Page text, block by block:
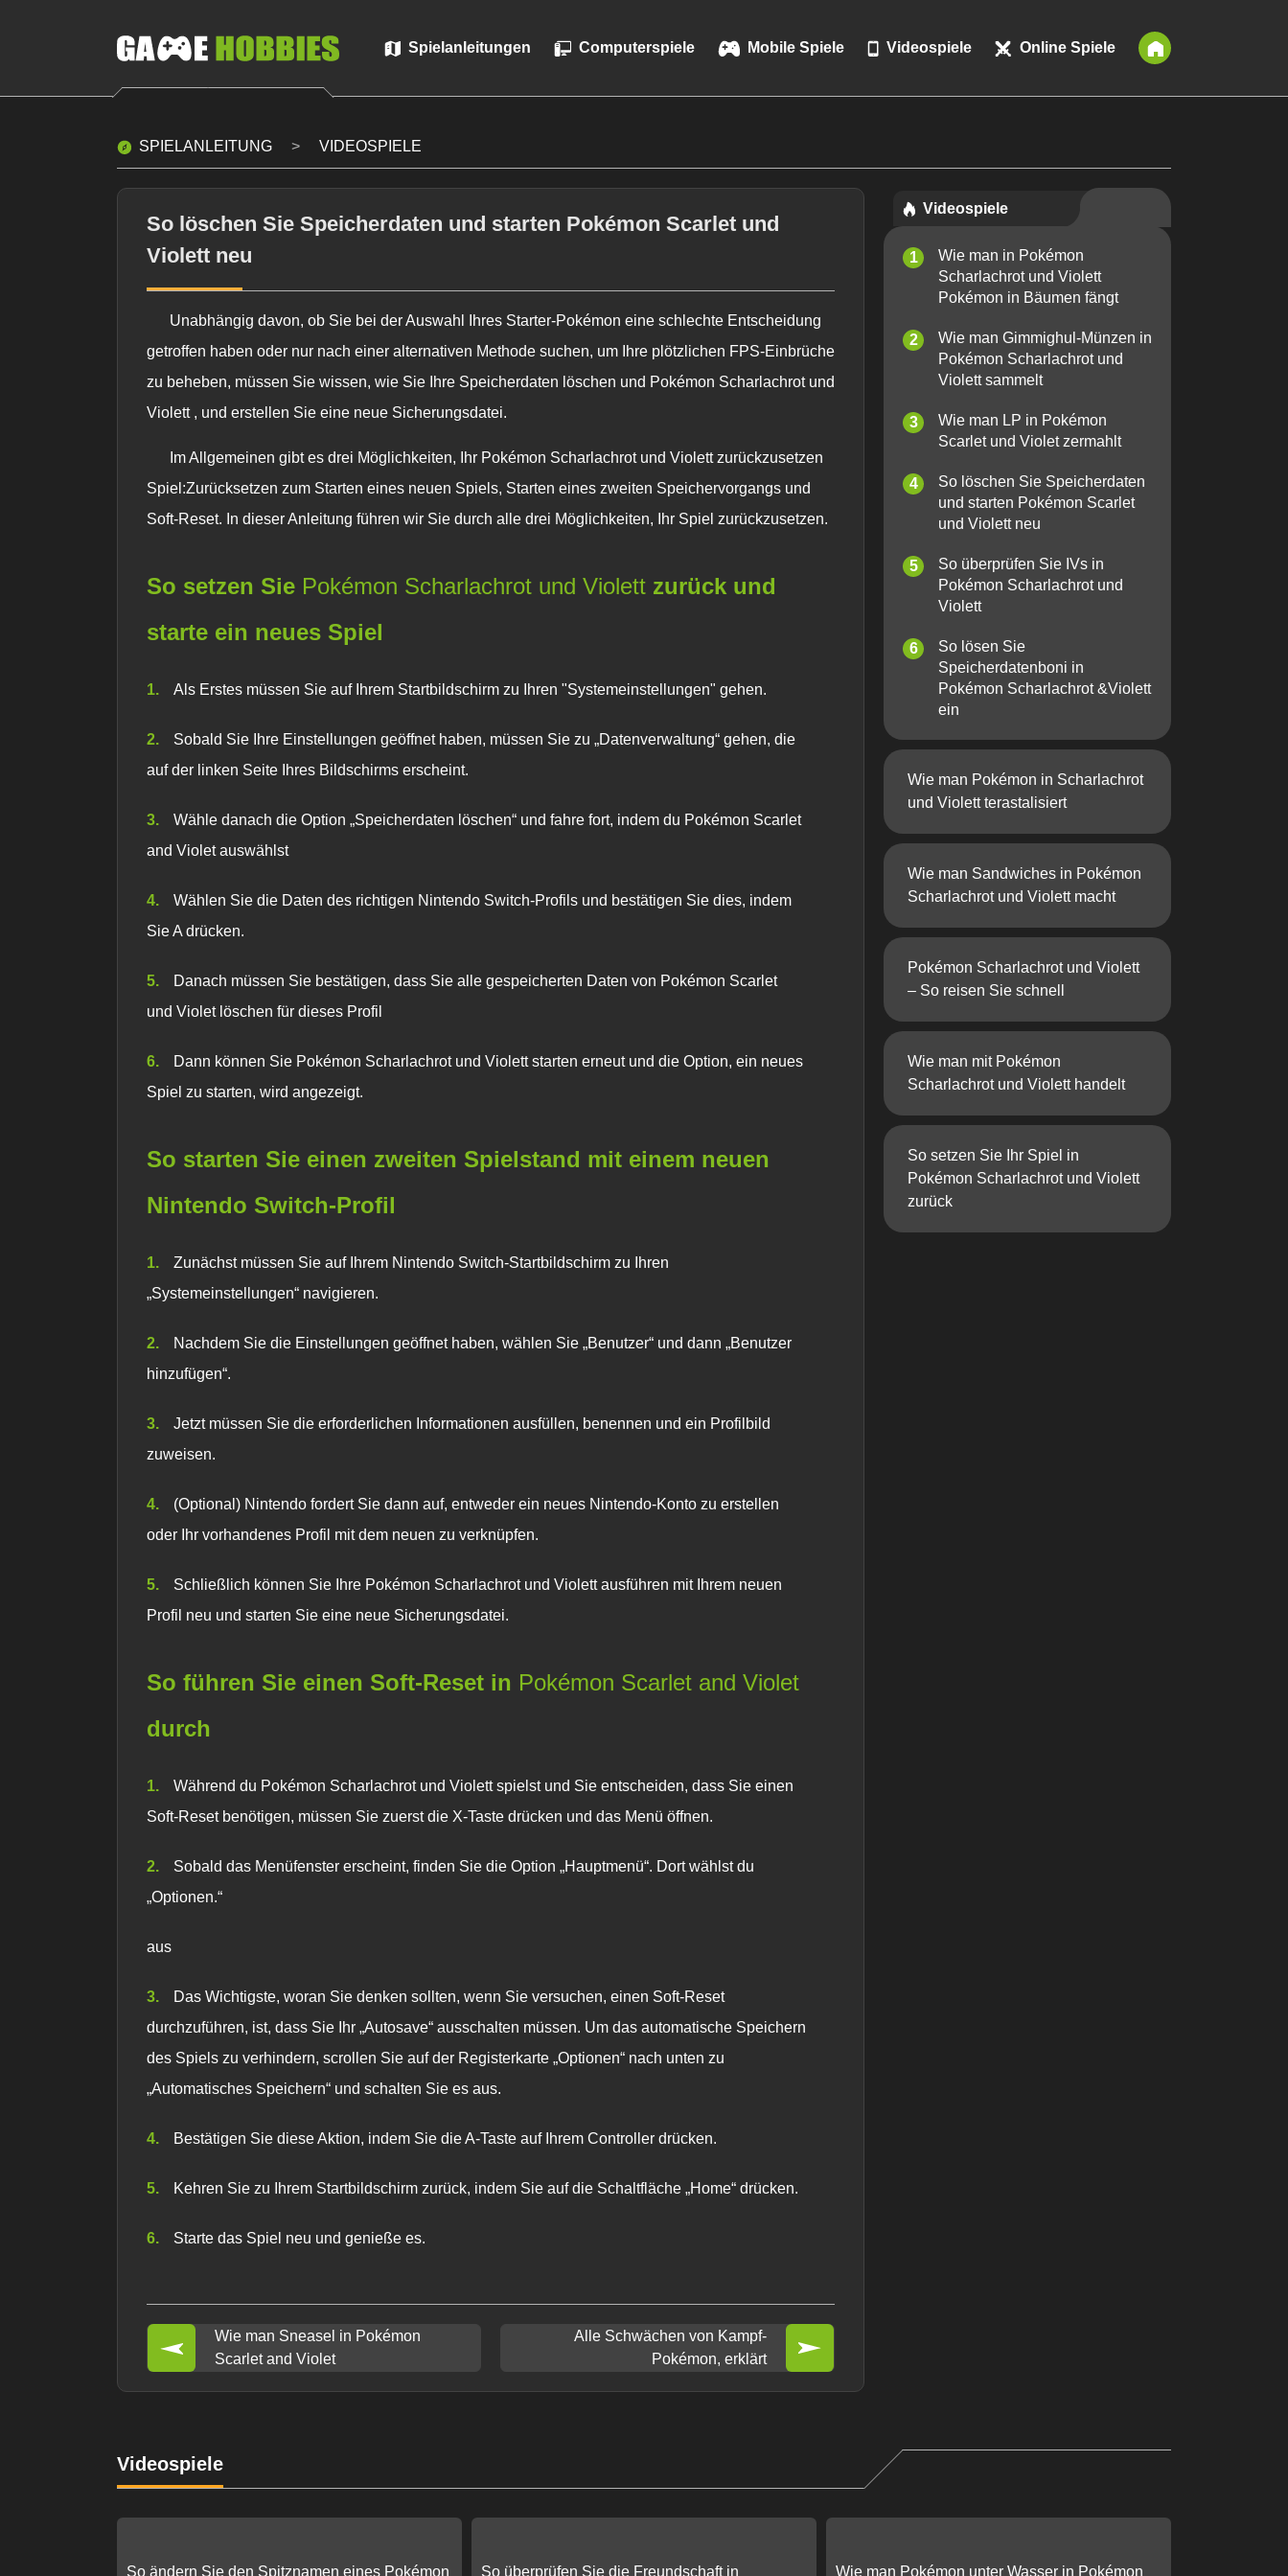
Spielanleitungen Computerspiele Mobile Spiele Videospiele Online Spiele
SPIELANLEITUNG VIDEOSPIELE
So löschen Sie Speicherdaten und starten Pokémon Scarlet und
Violett neu
Unabhängig davon, ob Sie bei der Auswahl Ihres Starter-Pokémon eine schlechte Entscheidung
getroffen haben oder nur nach einer alternativen Methode suchen, um Ihre plötzlichen FPS-Einbrüche
zu beheben, müssen Sie wissen, wie Sie Ihre Speicherdaten löschen und Pokémon Scharlachrot und
Violett , und erstellen Sie eine neue Sicherungsdatei.
Im Allgemeinen gibt es drei Möglichkeiten, Ihr Pokémon Scharlachrot und Violettzurückzusetzen
Spiel:Zurücksetzen zum Starten eines neuen Spiels, Starten eines zweiten Speichervorgangs und
Soft-Reset. In dieser Anleitung führen wir Sie durch alle drei Möglichkeiten, Ihr Spiel zurückzusetzen.
So setzen Sie Pokémon Scharlachrot und Violett zurück und
starte ein neues Spiel
Als Erstes müssen Sie auf Ihrem Startbildschirm zu Ihren "Systemeinstellungen" gehen.
Sobald Sie Ihre Einstellungen geöffnet haben, müssen Sie zu „Datenverwaltung“ gehen, die
auf der linken Seite Ihres Bildschirms erscheint.
Wähle danach die Option „Speicherdaten löschen“ und fahre fort, indem du Pokémon Scarlet
and Violetauswählst
Wählen Sie die Daten des richtigen Nintendo Switch-Profils und bestätigen Sie dies, indem
Sie A drücken.
Danach müssen Sie bestätigen, dass Sie alle gespeicherten Daten von Pokémon Scarlet
und Violetlöschen für dieses Profil
Dann können Sie Pokémon Scharlachrot und Violettstarten erneut und die Option, ein neues
Spiel zu starten, wird angezeigt.
So starten Sie einen zweiten Spielstand mit einem neuen
Nintendo Switch-Profil
Zunächst müssen Sie auf Ihrem Nintendo Switch-Startbildschirm zu Ihren
„Systemeinstellungen“ navigieren.
Nachdem Sie die Einstellungen geöffnet haben, wählen Sie „Benutzer“ und dann „Benutzer
hinzufügen“.
Jetzt müssen Sie die erforderlichen Informationen ausfüllen, benennen und ein Profilbild
zuweisen.
(Optional) Nintendo fordert Sie dann auf, entweder ein neues Nintendo-Konto zu erstellen
oder Ihr vorhandenes Profil mit dem neuen zu verknüpfen.
Schließlich können Sie Ihre Pokémon Scharlachrot und Violettausführen mit Ihrem neuen
Profil neu und starten Sie eine neue Sicherungsdatei.
So führen Sie einen Soft-Reset in Pokémon Scarlet and Violet
durch
Während du Pokémon Scharlachrot und Violettspielst und Sie entscheiden, dass Sie einen
Soft-Reset benötigen, müssen Sie zuerst die X-Taste drücken und das Menü öffnen.
Sobald das Menüfenster erscheint, finden Sie die Option „Hauptmenü“. Dort wählst du
„Optionen.“
aus
Das Wichtigste, woran Sie denken sollten, wenn Sie versuchen, einen Soft-Reset
durchzuführen, ist, dass Sie Ihr „Autosave“ ausschalten müssen. Um das automatische Speichern
des Spiels zu verhindern, scrollen Sie auf der Registerkarte „Optionen“ nach unten zu
„Automatisches Speichern“ und schalten Sie es aus.
Bestätigen Sie diese Aktion, indem Sie die A-Taste auf Ihrem Controller drücken.
Kehren Sie zu Ihrem Startbildschirm zurück, indem Sie auf die Schaltfläche „Home“ drücken.
Starte das Spiel neu und genieße es.
Wie man Sneasel in Pokémon
Scarlet and Violet
Alle Schwächen von Kampf-
Pokémon, erklärt
Videospiele
Wie man in Pokémon
Scharlachrot und Violett
Pokémon in Bäumen fängt
Wie man Gimmighul-Münzen in
Pokémon Scharlachrot und
Violett sammelt
Wie man LP in Pokémon
Scarlet und Violet zermahlt
So löschen Sie Speicherdaten
und starten Pokémon Scarlet
und Violett neu
So überprüfen Sie IVs in
Pokémon Scharlachrot und
Violett
So lösen Sie
Speicherdatenboni in
Pokémon Scharlachrot &Violett
ein
Wie man Pokémon in Scharlachrot
und Violett terastalisiert
Wie man Sandwiches in Pokémon
Scharlachrot und Violett macht
Pokémon Scharlachrot und Violett
– So reisen Sie schnell
Wie man mit Pokémon
Scharlachrot und Violett handelt
So setzen Sie Ihr Spiel in
Pokémon Scharlachrot und Violett
zurück
Videospiele
So ändern Sie den Spitznamen eines Pokémon So überprüfen Sie die Freundschaft in Wie man Pokémon unter Wasser in Pokémon